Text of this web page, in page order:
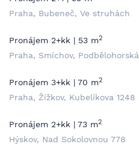
Praha, Bubeneč, Ve struhách
Pronájem 2+kk | 53 m2
Praha, Smíchov,
Pronájem 3+kk | 70 m2
Praha, Žižkov, Kubelíkova 1248
Pronájem 2+kk | 73 m2
Hýskov, Nad Sokolovnou 778